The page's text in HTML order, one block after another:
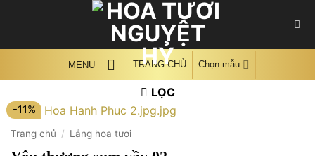
MENU TRANG CHỦ Chọn mẫu
LỌC
-11%
Trang chủ / Lẵng hoa tươi